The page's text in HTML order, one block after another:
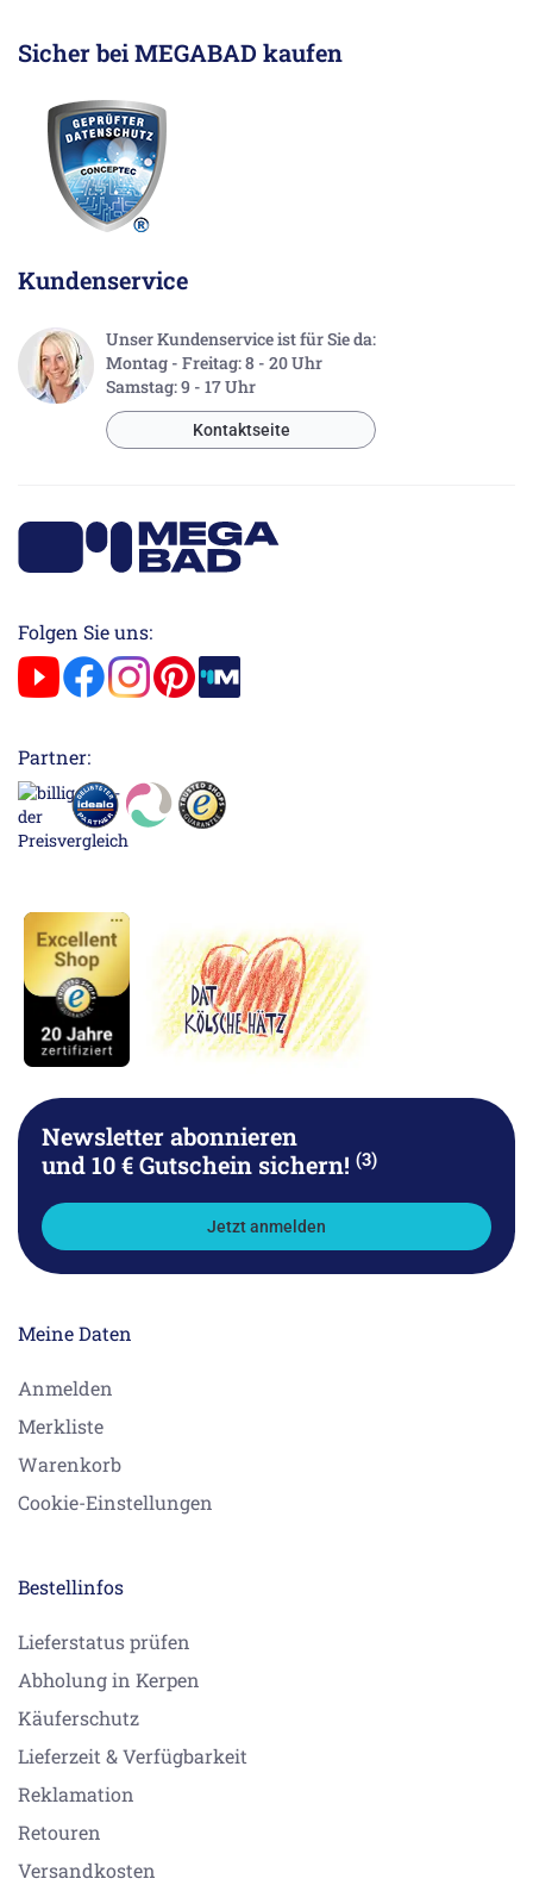
Sicher bei MEGABAD kaufen
Kundenservice
Unser Kundenservice ist für Sie da:
Montag - Freitag: 8 - 20 Uhr
Samstag: 9 - 17 Uhr
Kontaktseite
Folgen Sie uns:
Partner:
Newsletter abonnieren
und 10 € Gutschein sichern! (3)
Jetzt anmelden
Meine Daten
Anmelden
Merkliste
Warenkorb
Cookie-Einstellungen
Bestellinfos
Lieferstatus prüfen
Abholung in Kerpen
Käuferschutz
Lieferzeit & Verfügbarkeit
Reklamation
Retouren
Versandkosten